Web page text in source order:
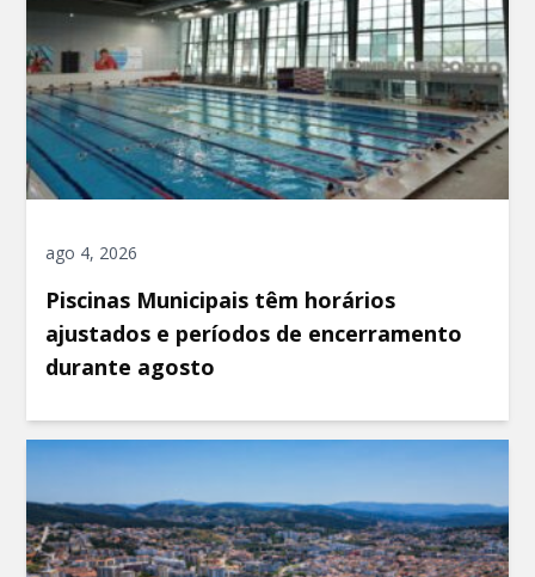
ago 4, 2026
Piscinas Municipais têm horários
ajustados e períodos de encerramento
durante agosto